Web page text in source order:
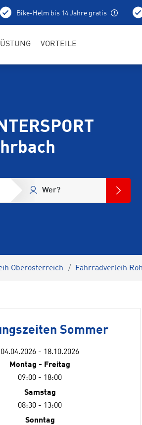
Bike-Helm bis 14 Jahre gratis
VORTEILE
Wer?
Oberösterreich Fahrradverleih
Sommer
04.04.2026 - 18.10.2026
Montag - Freitag
09:00 - 18:00
Samstag
08:30 - 13:00
Sonntag